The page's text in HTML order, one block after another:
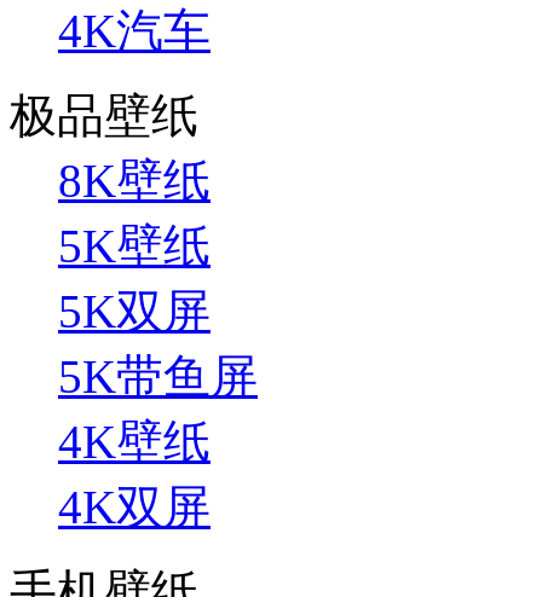
4K汽车
极品壁纸
8K壁纸
5K壁纸
5K双屏
5K带鱼屏
4K壁纸
4K双屏